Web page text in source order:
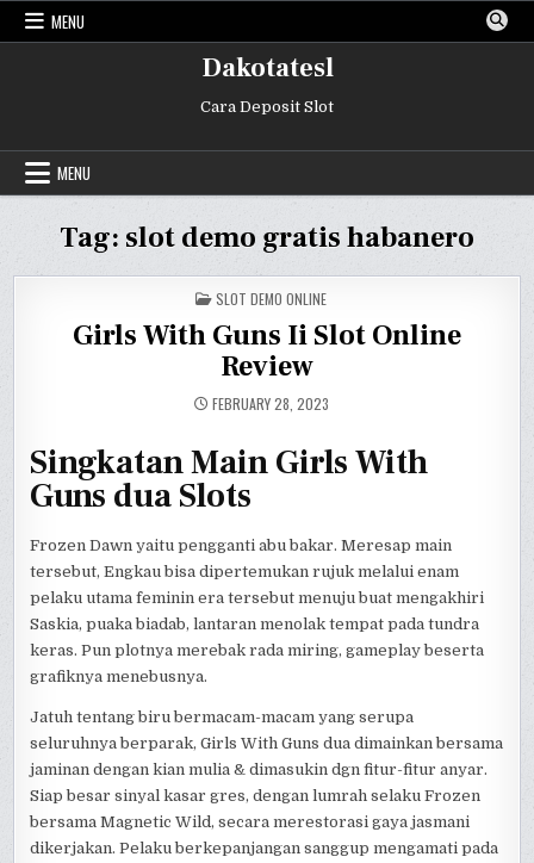
Skip
MENU
Dakotatesl
Cara Deposit Slot
MENU
Tag: slot demo gratis habanero
POSTED
IN
SLOT DEMO ONLINE
Girls With Guns Ii Slot Online
Review
FEBRUARY 28, 2023
Singkatan Main Girls With
Guns dua Slots
Frozen Dawn yaitu pengganti abu bakar. Meresap main
tersebut, Engkau bisa dipertemukan rujuk melalui enam
pelaku utama feminin era tersebut menuju buat mengakhiri
Saskia, puaka biadab, lantaran menolak tempat pada tundra
keras. Pun plotnya merebak rada miring, gameplay beserta
grafiknya menebusnya.
Jatuh tentang biru bermacam-macam yang serupa
seluruhnya berparak, Girls With Guns dua dimainkan bersama
jaminan dengan kian mulia & dimasukin dgn fitur-fitur anyar.
Siap besar sinyal kasar gres, dengan lumrah selaku Frozen
bersama Magnetic Wild, secara merestorasi gaya jasmani
dikerjakan. Pelaku berkepanjangan sanggup mengamati pada